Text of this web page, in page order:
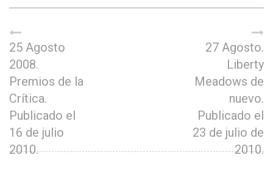
25 Agosto
2008.
Premios de la
Crítica.
Publicado el
16 de julio
2010.
27 Agosto.
Liberty
Meadows de
nuevo.
Publicado el
23 de julio de
2010.